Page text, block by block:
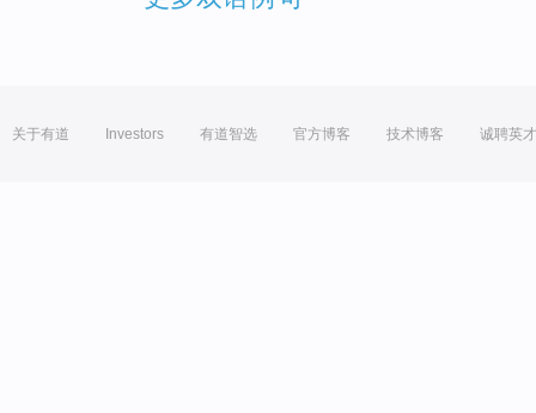
关于有道 Investors 有道智选 官方博客 技术博客 诚聘英才